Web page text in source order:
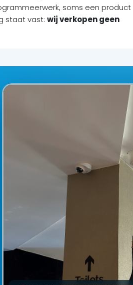
soms een product
staat vast: wij verkopen geen